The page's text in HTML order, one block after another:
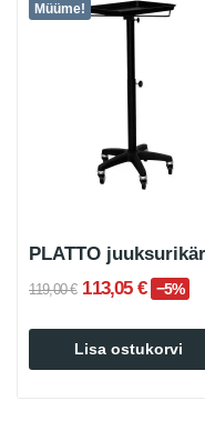
Müüme!
119,00 € 113,05 € −5%
Lisa ostukorvi